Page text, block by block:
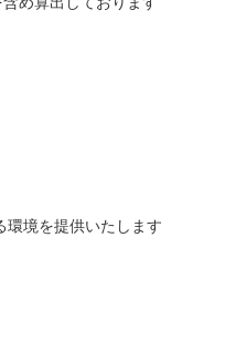
環境を提供いたします